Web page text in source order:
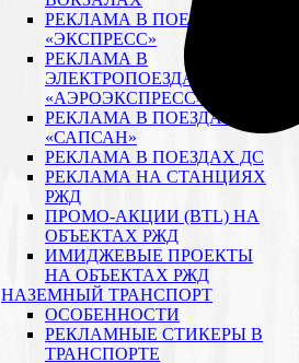
РЕКЛАМА В ПОЕЗДАХ
«ЭКСПРЕСС»
РЕКЛАМА В
ЭЛЕКТРОПОЕЗДАХ
«АЭРОЭКСПРЕСС»
РЕКЛАМА В ПОЕЗДАХ
«САПСАН»
РЕКЛАМА В ПОЕЗДАХ ДС
РЕКЛАМА НА СТАНЦИЯХ
РЖД
ПРОМО-АКЦИИ (BTL) НА
ОБЪЕКТАХ РЖД
ИМИДЖЕВЫЕ ПРОЕКТЫ
НА ОБЪЕКТАХ РЖД
НАЗЕМНЫЙ ТРАНСПОРТ
ОСОБЕННОСТИ
РЕКЛАМНЫЕ СТИКЕРЫ В
ТРАНСПОРТЕ